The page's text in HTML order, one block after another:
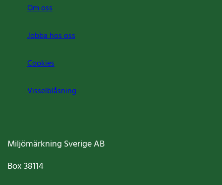
Om oss
Jobba hos oss
Cookies
Visselblåsning
Miljömärkning Sverige AB
Box38114